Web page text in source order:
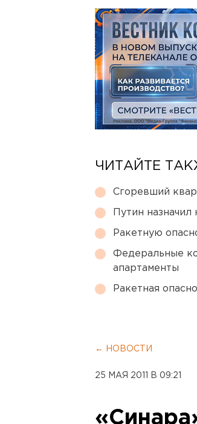
ЧИТАЙТЕ
Сгоревший
Путин
Ракетную
Федеральные
апартаменты
Ракетная
← НОВОСТИ
25 МАЯ 2011 В 09:21